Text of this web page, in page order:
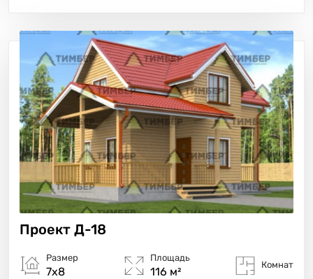
Проект Д-18
Размер
7х8
Площадь
116 м²
Комнат